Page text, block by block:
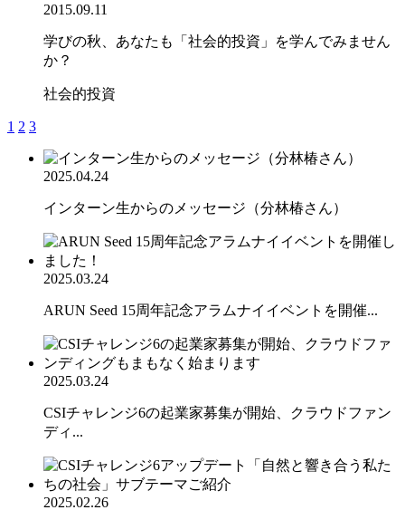
2015.09.11
学びの秋、あなたも「社会的投資」を学んでみません
か？
社会的投資
1 2 3
2025.04.24
インターン生からのメッセージ（分林椿さん）
2025.03.24
ARUN Seed 15周年記念アラムナイイベントを開催...
2025.03.24
CSIチャレンジ6の起業家募集が開始、クラウドファン
ディ...
2025.02.26